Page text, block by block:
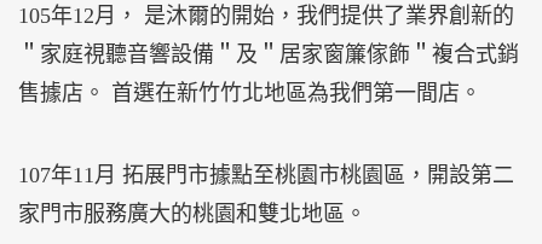
105年12月， 是沐爾的開始，我們提供了業界創新的
＂家庭視聽音響設備＂及＂居家窗簾傢飾＂複合式銷
售據店。 首選在新竹竹北地區為我們第一間店。
107年11月 拓展門市據點至桃園市桃園區，開設第二
家門市服務廣大的桃園和雙北地區。